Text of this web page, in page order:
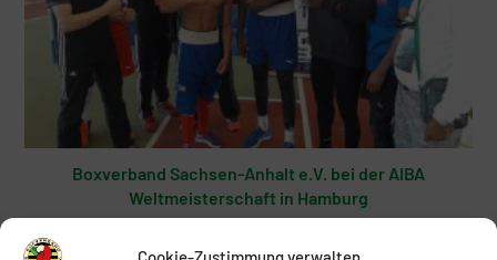
Boxverband Sachsen-Anhalt e.V. bei der AIBA
Weltmeisterschaft in Hamburg